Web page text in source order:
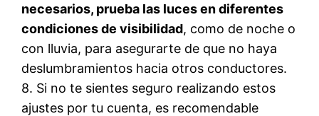
necesarios, prueba las luces en diferentes
condiciones de visibilidad, como de noche o
con lluvia, para asegurarte de que no haya
deslumbramientos hacia otros conductores.
8. Si no te sientes seguro realizando estos
ajustes por tu cuenta, es recomendable